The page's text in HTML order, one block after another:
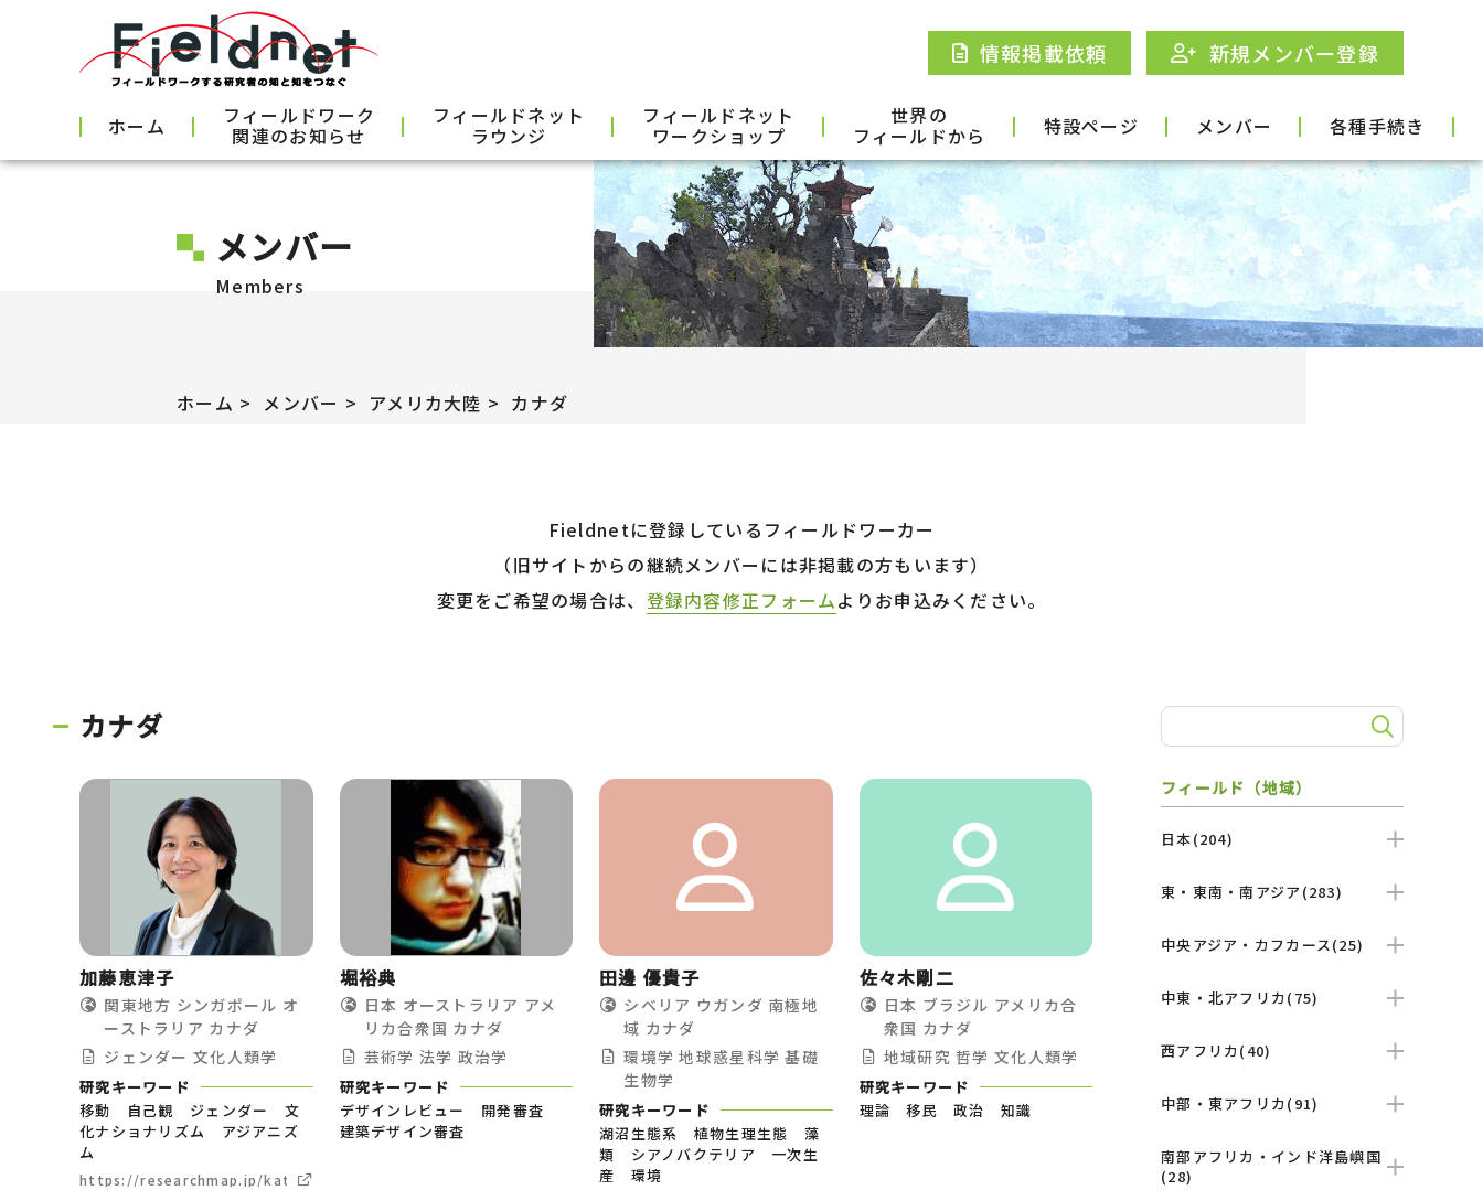
情報掲載依頼 新規メンバー登録
ホーム フィールドワーク
関連のお知らせ
フィールドネット
ラウンジ
フィールドネット
ワークショップ
世界の
フィールドから 特設ページ メンバー 各種手続き
メンバー
Members
ホーム メンバー アメリカ大陸 カナダ
Fieldnetに登録しているフィールドワーカー
（旧サイトからの継続メンバーには非掲載の方もいます）
変更をご希望の場合は、 登録内容修正フォームよりお申込みください。
カナダ
加藤恵津子
関東地方 シンガポール オ
ーストラリア カナダ
ジェンダー 文化人類学
研究キーワード
移動 自己観 ジェンダー 文
化ナショナリズム アジアニズ
ム
https://researchmap.jp/katoets
堀裕典
日本 オーストラリア アメ
リカ合衆国 カナダ
芸術学 法学 政治学
研究キーワード
デザインレビュー 開発審査
建築デザイン審査
田邊 優貴子
シベリア ウガンダ 南極地
域 カナダ
環境学 地球惑星科学 基礎
生物学
研究キーワード
湖沼生態系 植物生理生態 藻
類 シアノバクテリア 一次生
産 環境
佐々木剛二
日本 ブラジル アメリカ合
衆国 カナダ
地域研究 哲学 文化人類学
研究キーワード
理論 移民 政治 知識
フィールド（地域）
日本(204)
東・東南・南アジア(283)
中央アジア・カフカース(25)
中東・北アフリカ(75)
西アフリカ(40)
中部・東アフリカ(91)
南部アフリカ・インド洋島嶼国
(28)